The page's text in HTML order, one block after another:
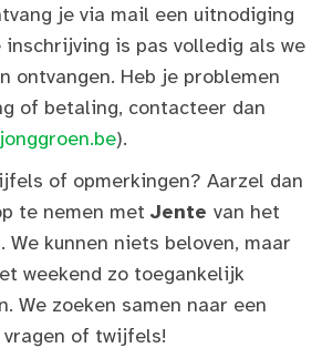
je via mail een uitnodiging
is pas volledig als we
ontvangen. Heb je problemen
of betaling, contacteer dan
).
of opmerkingen? Aarzel dan
te nemen met Jente van het
We kunnen niets beloven, maar
weekend zo toegankelijk
We zoeken samen naar een
of twijfels!